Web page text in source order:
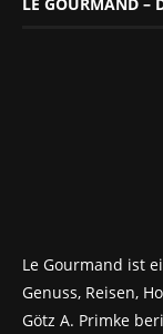
LE GOURMAND –
Le Gourmand ist
Genuss, Reisen,
Götz A. Primke